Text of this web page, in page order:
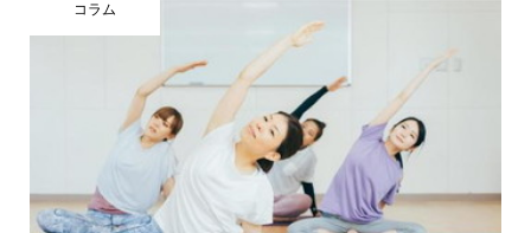
コラム